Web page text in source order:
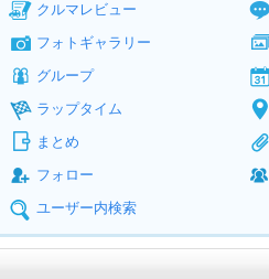
クルマレビュー
フォトギャラリー
グループ
ラップタイム
まとめ
フォロー
ユーザー内検索